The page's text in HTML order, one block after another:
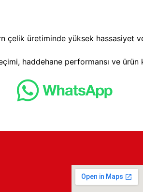
çelik üretiminde yüksek hassasiyet
haddehane performansı ve